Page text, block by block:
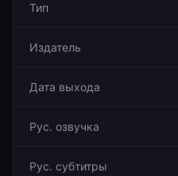
Тип
Издатель
Дата выхода
Рус. озвучка
Рус. субтитры